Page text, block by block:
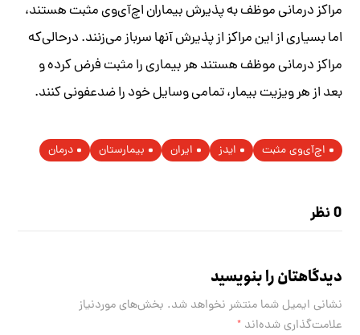
مراکز درمانی موظف به پذیرش بیماران اچ‌آی‌وی مثبت هستند،
اما بسیاری از این مراکز از پذیرش آنها سرباز می‌زنند. درحالی‌که
مراکز درمانی موظف هستند هر بیماری را مثبت فرض کرده و
بعد از هر ویزیت بیمار، تمامی وسایل خود را ضدعفونی کنند.
اچ‌آی‌وی مثبت ایدز ایران بیمارستان درمان
0 نظر
دیدگاهتان را بنویسید
نشانی ایمیل شما منتشر نخواهد شد. بخش‌های موردنیاز
علامت‌گذاری شده‌اند*